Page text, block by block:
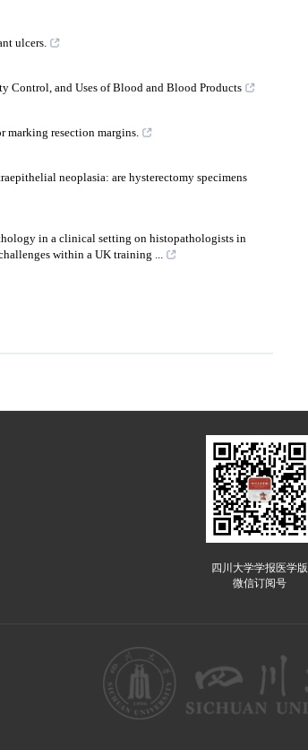
ulcers.
Control, and Uses of Blood and Blood Products
marking resection margins.
neoplasia: are hysterectomy specimens
in a clinical setting on histopathologists in
within a UK training ...
四川大学学报医学版
微信订阅号